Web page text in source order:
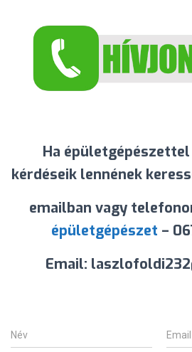
Ha
kérdéseik lennének
emailban vagy
épületgépészet –
Email:
N
é
E
m